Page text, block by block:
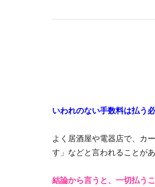
いわれのない手数料は払う
よく居酒屋や電器店で、カ
す」などと言われることが
結論から言うと、一切払う